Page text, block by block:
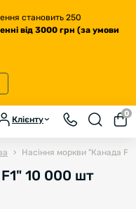
становить 250
від 3000 грн (за умови
Клієнту
0
Насіння моркви "Канада
10 000 шт